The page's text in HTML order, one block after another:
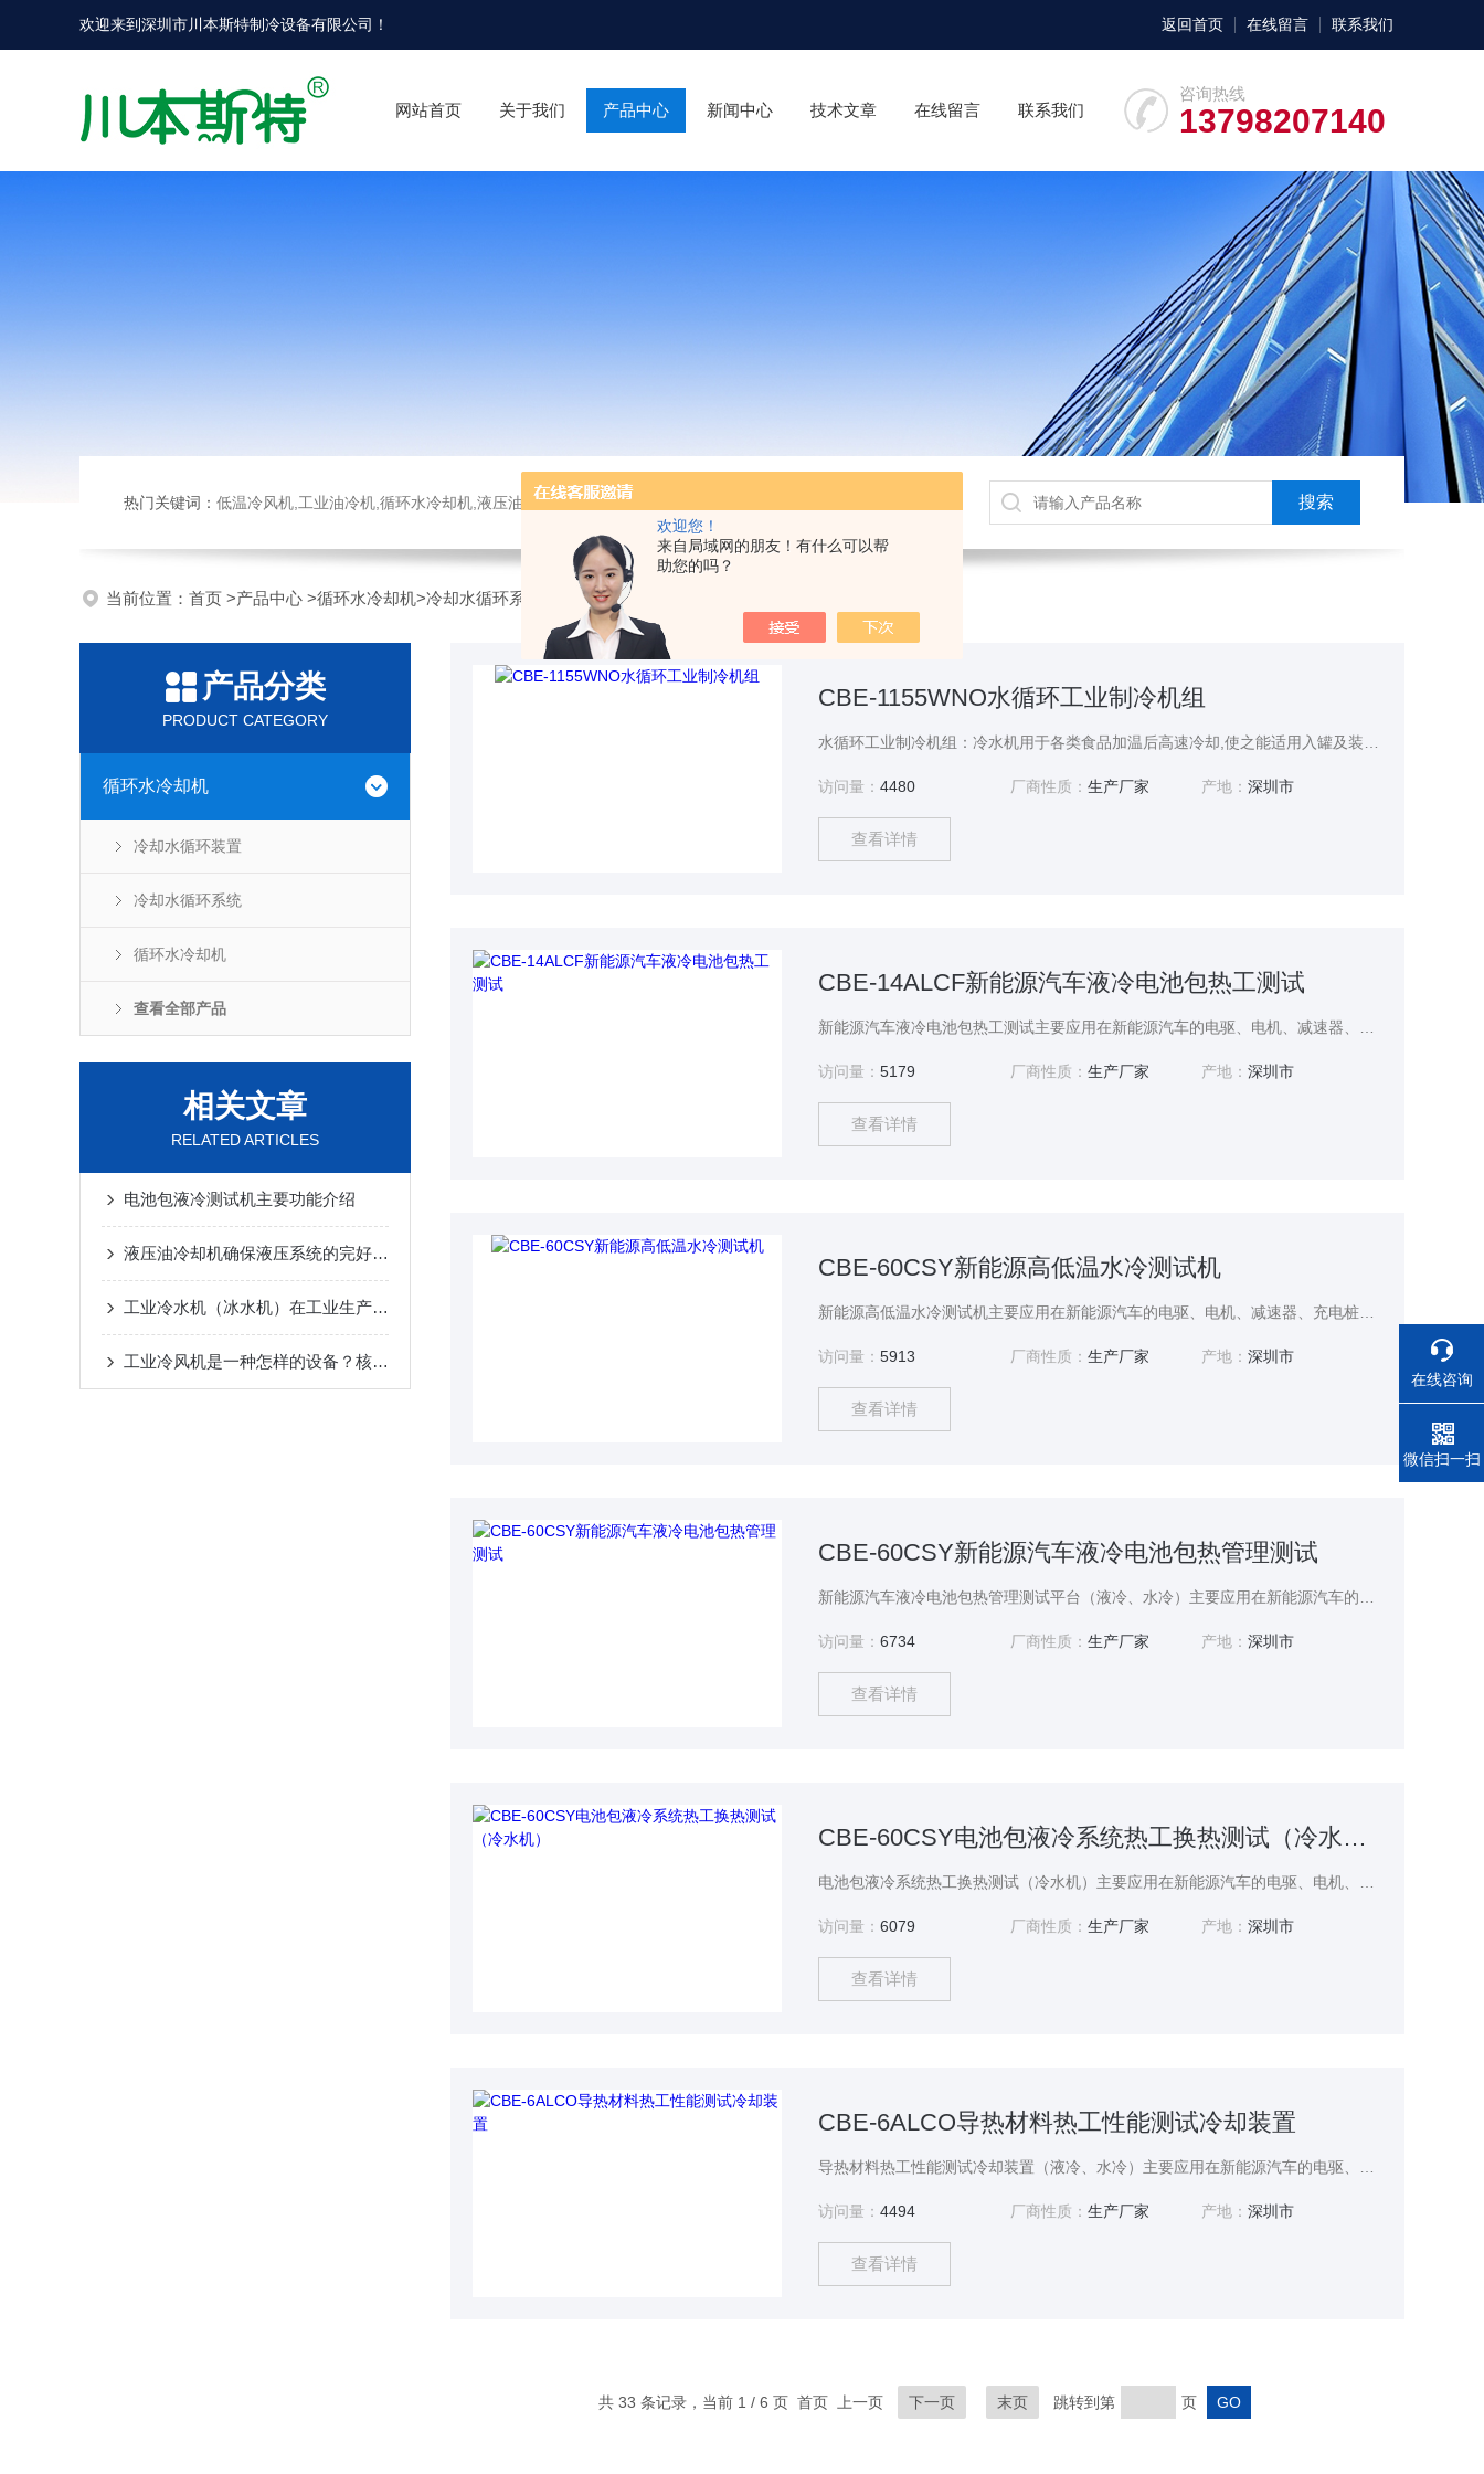
欢迎您！
来自局域网的朋友！有什么可以帮
助您的吗？
欢迎来到深圳市川本斯特制冷设备有限公司 ！ 返回首页 在线留言 联系我们
咨询热线
13798207140
网站首页 关于我们 产品中心 新闻中心 技术文章 在线留言 联系我们
热门关键词： 低温冷风机,工业油冷机,循环水冷却机,液压油冷却机
当前位置： 首页 >产品中心 >循环水冷却机>冷却水循环系统
产品分类
PRODUCT CATEGORY
循环水冷却机
冷却水循环装置
冷却水循环系统
循环水冷却机
查看全部产品
相关文章
RELATED ARTICLES
电池包液冷测试机主要功能介绍
液压油冷却机确保液压系统的完好作业
工业冷水机（冰水机）在工业生产中的应用
工业冷风机是一种怎样的设备？核心用途详解
CBE-1155WNO水循环工业制冷机组
访问量：4480 厂商性质： 生产厂家 产地：深圳市
查看详情
CBE-14ALCF新能源汽车液冷电池包热工测试
访问量：5179 厂商性质： 生产厂家 产地：深圳市
查看详情
CBE-60CSY新能源高低温水冷测试机
访问量：5913 厂商性质： 生产厂家 产地：深圳市
查看详情
CBE-60CSY新能源汽车液冷电池包热管理测试
访问量：6734 厂商性质： 生产厂家 产地：深圳市
查看详情
CBE-60CSY电池包液冷系统热工换热测试（冷水机）
访问量：6079 厂商性质： 生产厂家 产地：深圳市
查看详情
CBE-6ALCO导热材料热工性能测试冷却装置
访问量：4494 厂商性质： 生产厂家 产地：深圳市
查看详情
共 33 条记录，当前 1 / 6 页 首页 上一页 下一页 末页 跳转到第 页
在线咨询
电话
微信扫一扫